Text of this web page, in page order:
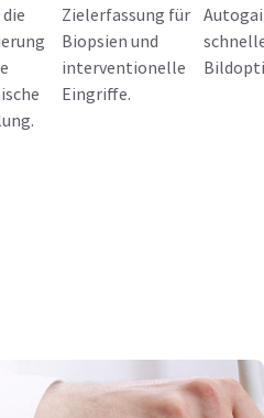
Zielerfassung für
Biopsien und
interventionelle
Eingriffe.